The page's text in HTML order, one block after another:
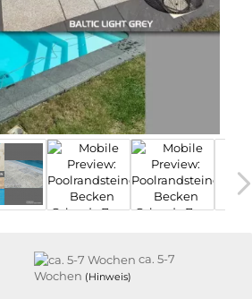
ca. 5-7
Wochen (Hinweis)